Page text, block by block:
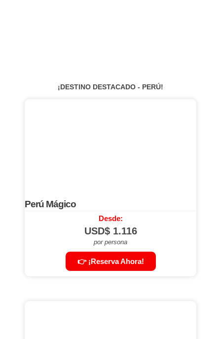
¡DESTINO DESTACADO - PERÚ!
Perú Mágico
Desde:
USD$1.116
por persona
👉 ¡Reserva Ahora!